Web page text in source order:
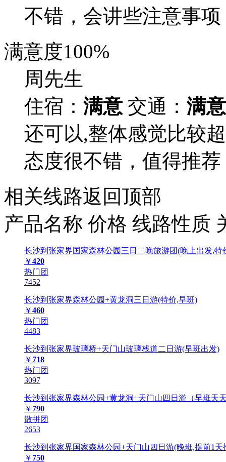
不错，会讲些注意事
满意度100%
周先生
住宿： 满意 交通： 满意
还可以,整体感觉比较
态度很不错，值得推荐
相关线路返回顶部
产品名称 价格 线路性质
长沙到张家界国家森林公园三日二晚旅游团(晚上出发,特
￥420
热门团
7452
长沙到张家界森林公园+黄龙洞三日游(特价,早班)
￥460
热门团
4483
长沙到张家界玻璃桥+天门山玻璃栈道二日游(早班出发)
￥ 718
热门团
3097
长沙到张家界森林公园+黄龙洞+天门山四日游（早班天
￥ 790
散拼团
2653
长沙到张家界国家森林公园+天门山四日游(晚班,提前1天
￥ 750